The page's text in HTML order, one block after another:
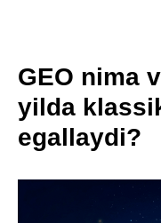
GEO nima
yilda
egallaydi?